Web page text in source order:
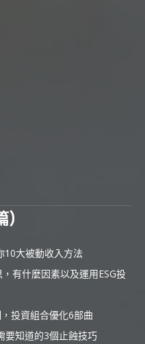
)
10大被動收入方法
，有什麼因素以及運用ESG投
投資組合優化6部曲
要知道的3個止蝕技巧